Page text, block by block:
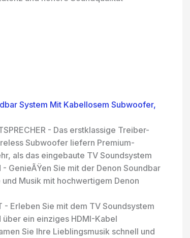
System Mit Kabellosem Subwoofer,
- Das erstklassige Treiber-
Subwoofer liefern Premium-
als das eingebaute TV Soundsystem
- GenieÃŸen Sie mit der Denon Soundbar
Musik mit hochwertigem Denon
- Erleben Sie mit dem TV Soundsystem
ein einziges HDMI-Kabel
Sie Ihre Lieblingsmusik schnell und